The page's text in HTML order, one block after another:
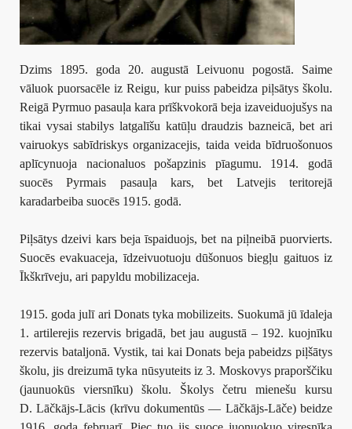
Dzims 1895. goda 20. augustā Leivuonu pogostā. Saime
vāluok puorsacēle iz Reigu, kur puiss pabeidza piļsātys školu.
Reigā Pyrmuo pasauļa kara prīškvokorā beja izaveiduojušys na
tikai vysai stabilys latgalīšu katūļu draudzis bazneicā, bet ari
vairuokys sabīdriskys organizacejis, taida veida bīdruošonuos
aplīcynuoja nacionaluos pošapzinis pīagumu. 1914. godā
suocēs Pyrmais pasauļa kars, bet Latvejis teritorejā
karadarbeiba suocēs 1915. godā.
Piļsātys dzeivi kars beja īspaiduojs, bet na piļneibā puorvierts.
Suocēs evakuaceja, īdzeivuotuoju dūšonuos biegļu gaituos iz
Īkškrīveju, ari papyldu mobilizaceja.
1915. goda julī ari Donats tyka mobilizeits. Suokumā jū īdaleja
1. artilerejis rezervis brigadā, bet jau augustā – 192. kuojnīku
rezervis bataljonā. Vystik, tai kai Donats beja pabeidzs piļšātys
školu, jis dreizumā tyka nūsyuteits iz 3. Moskovys praporščiku
(jaunuokūs viersnīku) školu. Školys četru mienešu kursu
D. Lāčkājs-Lācis (krīvu dokumentūs — Lāčkājs-Lāče) beidze